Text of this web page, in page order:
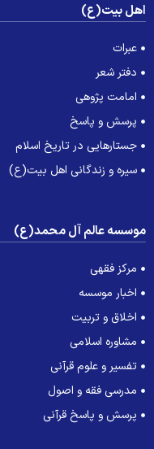
بیت(ع)
عبرات
دفتر شعر
امامت پژوهی
پرسش و پاسخ
جستارهایی در تاریخ اسلام
سیره و زندگانی اهل بیت(ع)
عالم آل محمد(ع)
مرکز فقهی
اخبار موسسه
اخلاق و تربیت
مشاوره اسلامی
تفسیر و علوم قرآنی
مدرسی فقه و اصول
پرسش و پاسخ قرآنی